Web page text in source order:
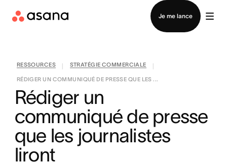
Je me lance
Contacter le service commercial
RESSOURCES STRATÉGIE COMMERCIALE
RÉDIGER UN COMMUNIQUÉ DE PRESSE QUE LES ...
Rédiger un
communiqué de presse
que les journalistes
liront